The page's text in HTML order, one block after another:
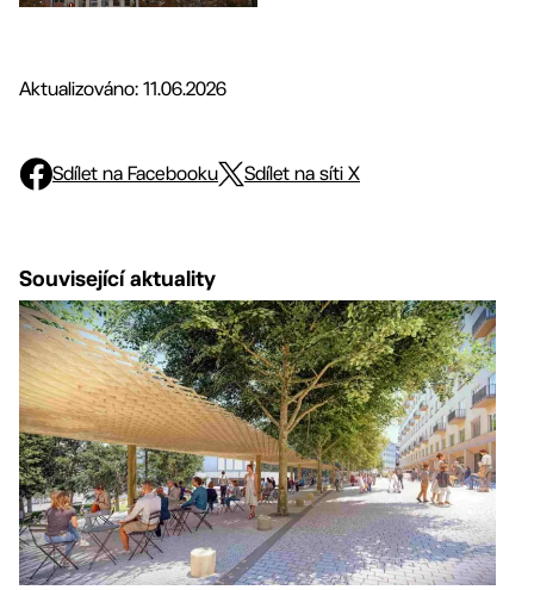
Aktualizováno: 11.06.2026
Sdílet na Facebooku Sdílet na síti X
Související aktuality